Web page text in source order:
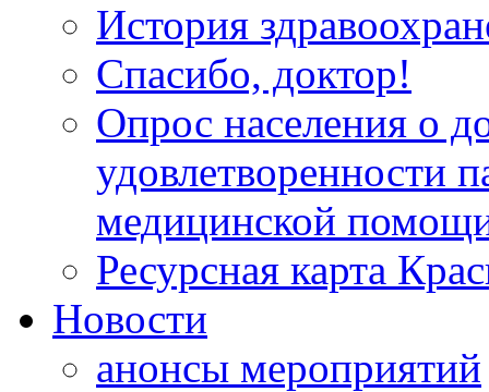
История
Спасибо, доктор!
Опрос населения о
удовлетворенности
медицинской
Ресурсная карта
Новости
анонсы мероприятий